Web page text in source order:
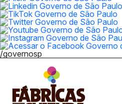
/governosp